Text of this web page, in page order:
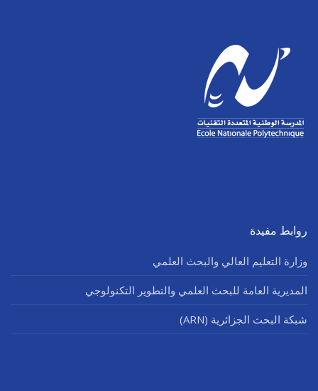
روابط مفيدة
وزارة التعليم العالي والبحث العلمي
المديرية العامة للبحث العلمي والتطوير التكنولوجي
شبكة البحث الجزائرية (ARN)